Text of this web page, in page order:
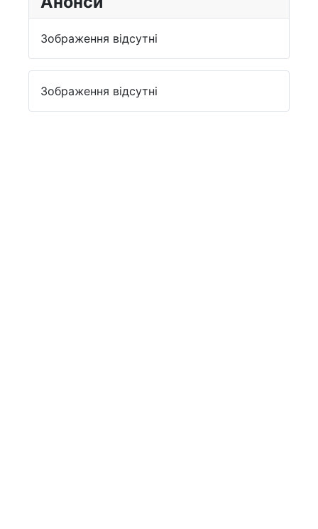
Зображення відсутні
Зображення відсутні